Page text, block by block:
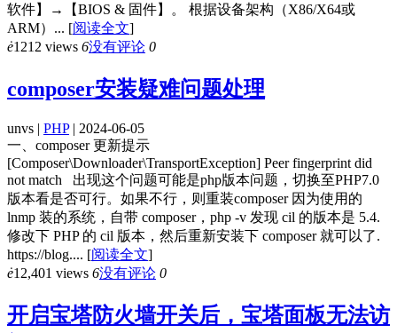
软件】→【BIOS & 固件】。 根据设备架构（X86/X64或
ARM）... [阅读全文]
ė1212 views 6没有评论 0
composer安装疑难问题处理
unvs | PHP| 2024-06-05
一、composer 更新提示
[Composer\Downloader\TransportException] Peer fingerprint did
not match 出现这个问题可能是php版本问题，切换至PHP7.0
版本看是否可行。如果不行，则重装composer 因为使用的
lnmp 装的系统，自带 composer，php -v 发现 cil 的版本是 5.4.
修改下 PHP 的 cil 版本，然后重新安装下 composer 就可以了.
https://blog.... [阅读全文]
ė12,401 views 6没有评论 0
开启宝塔防火墙开关后，宝塔面板无法访